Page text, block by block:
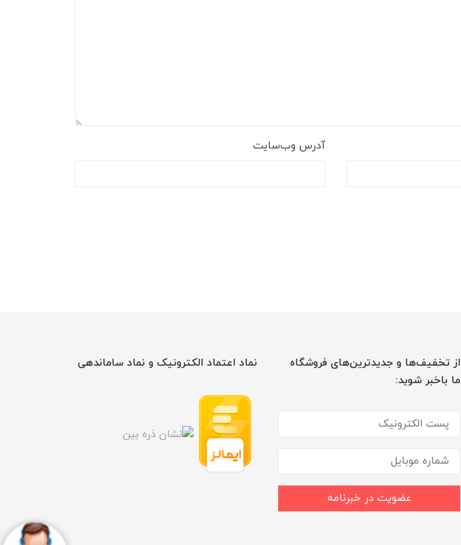
آدرس وب‌سایت
از تخفیف‌ها و جدیدترین‌های فروشگاه
ما باخبر شوید:
عضویت در خبرنامه
نماد اعتماد الکترونیک و نماد ساماندهی